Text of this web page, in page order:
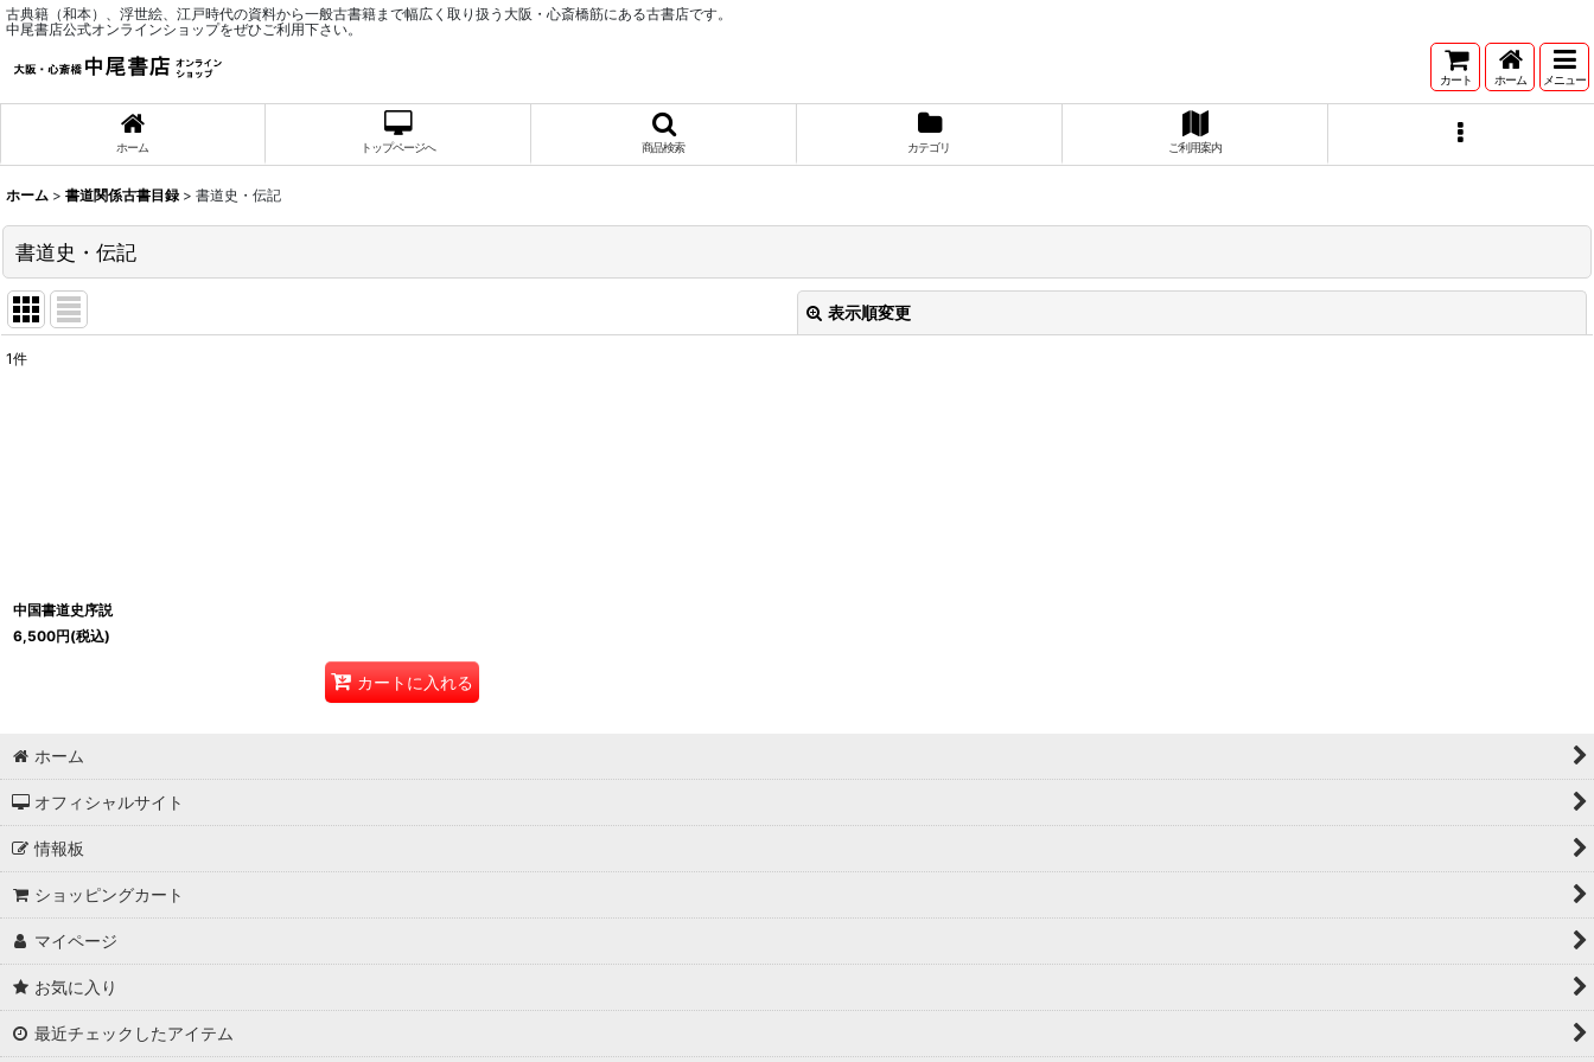
古典籍（和本）、浮世絵、江戸時代の資料から一般古書籍まで幅広く取り扱う大阪・心斎橋筋にある古書店です。
中尾書店公式オンラインショップをぜひご利用下さい。
カート ホーム メニュー
ホーム トップページへ 商品検索 カテゴリ ご利用案内
ホーム > 書道関係古書目録 > 書道史・伝記
書道史・伝記
表示順変更
1件
中国書道史序説
6,500円(税込)
カートに入れる
ホーム
オフィシャルサイト
情報板
ショッピングカート
マイページ
お気に入り
最近チェックしたアイテム